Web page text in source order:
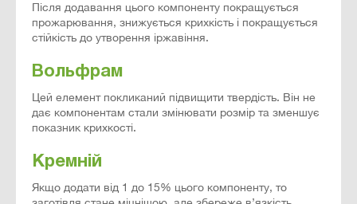
Після додавання цього компоненту покращується
прожарювання, знижується крихкість і покращується
стійкість до утворення іржавіння.
Вольфрам
Цей елемент покликаний підвищити твердість. Він не
дає компонентам стали змінювати розмір та зменшує
показник крихкості.
Кремній
Якщо додати від 1 до 15% цього компоненту, то